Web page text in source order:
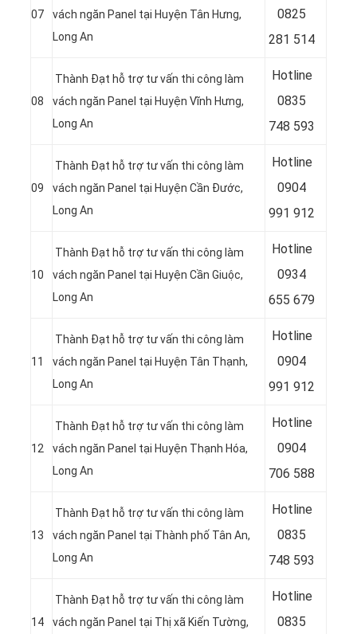
07
vách ngăn Panel tại Huyện Tân Hưng,
Long An
0825
281 514
08
Thành Đạt hỗ trợ tư vấn thi công làm
vách ngăn Panel tại Huyện Vĩnh Hưng,
Long An
Hotline
0835
748 593
09
Thành Đạt hỗ trợ tư vấn thi công làm
vách ngăn Panel tại Huyện Cần Đước,
Long An
Hotline
0904
991 912
10
Thành Đạt hỗ trợ tư vấn thi công làm
vách ngăn Panel tại Huyện Cần Giuộc,
Long An
Hotline
0934
655 679
11
Thành Đạt hỗ trợ tư vấn thi công làm
vách ngăn Panel tại Huyện Tân Thạnh,
Long An
Hotline
0904
991 912
12
Thành Đạt hỗ trợ tư vấn thi công làm
vách ngăn Panel tại Huyện Thạnh Hóa,
Long An
Hotline
0904
706 588
13
Thành Đạt hỗ trợ tư vấn thi công làm
vách ngăn Panel tại Thành phố Tân An,
Long An
Hotline
0835
748 593
14
Thành Đạt hỗ trợ tư vấn thi công làm
vách ngăn Panel tại Thị xã Kiến Tường,
Hotline
0835